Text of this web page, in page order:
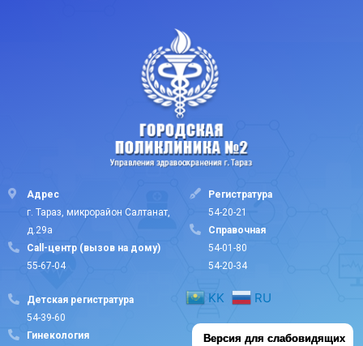
Адрес
г. Тараз, микрорайон Салтанат,
д.29а
Call-центр (вызов на дому)
55-67-04
Регистратура
54-20-21
Cправочная
54-01-80
54-20-34
Детская регистратура
54-39-60
Гинекология
KK RU
Версия для слабовидящих